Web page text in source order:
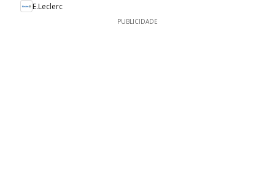
E.Leclerc
PUBLICIDADE